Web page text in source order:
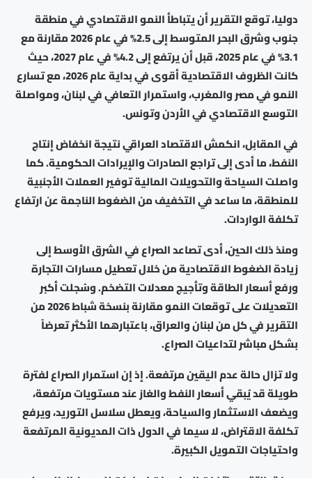
دوليا، توقع التقرير أن يتباطأ النمو الاقتصادي في منطقة
جنوب وشرق البحر المتوسط إلى 2.5% في عام 2026 مقارنة مع
3.1% في عام 2025، قبل أن يرتفع إلى 4.2% في عام 2027، حيث
كانت الظروف الاقتصادية أقوى في بداية عام 2026، مع تسارع
النمو في مصر والمغرب، واستمرار التعافي في لبنان، ومواصلة
التوسع الاقتصادي في الأردن وتونس.
في المقابل، انكمش الاقتصاد العراقي نتيجة انخفاض إنتاج
النفط، ما أدى إلى تراجع الصادرات والإيرادات الحكومية. كما
واصلت السياحة والتحويلات المالية توفير العملات الأجنبية
للمنطقة، ما ساعد في التخفيف من الضغوط الناجمة عن ارتفاع
تكلفة الواردات.
ومنذ ذلك الحين، أدى تصاعد الصراع في الشرق الأوسط إلى
زيادة الضغوط الاقتصادية من خلال تعطيل مسارات التجارة
ورفع أسعار الطاقة وتأجيج معدلات التضخم. وسُجلت أكبر
التعديلات على توقعات النمو مقارنة بنسخة شباط 2026 من
التقرير في كل من لبنان والعراق، باعتبارهما الأكثر تعرضاً
بشكل مباشر لتداعيات الصراع.
ولا تزال حالة عدم اليقين مرتفعة. إذ إن استمرار الصراع لفترة
طويلة قد يُبقي أسعار النفط والغاز عند مستويات مرتفعة،
ويضعف الاستثمار والسياحة، ويعطل سلاسل التوريد، ويرفع
تكلفة الاقتراض، لا سيما في الدول ذات المديونية المرتفعة
واحتياجات التمويل الكبيرة.